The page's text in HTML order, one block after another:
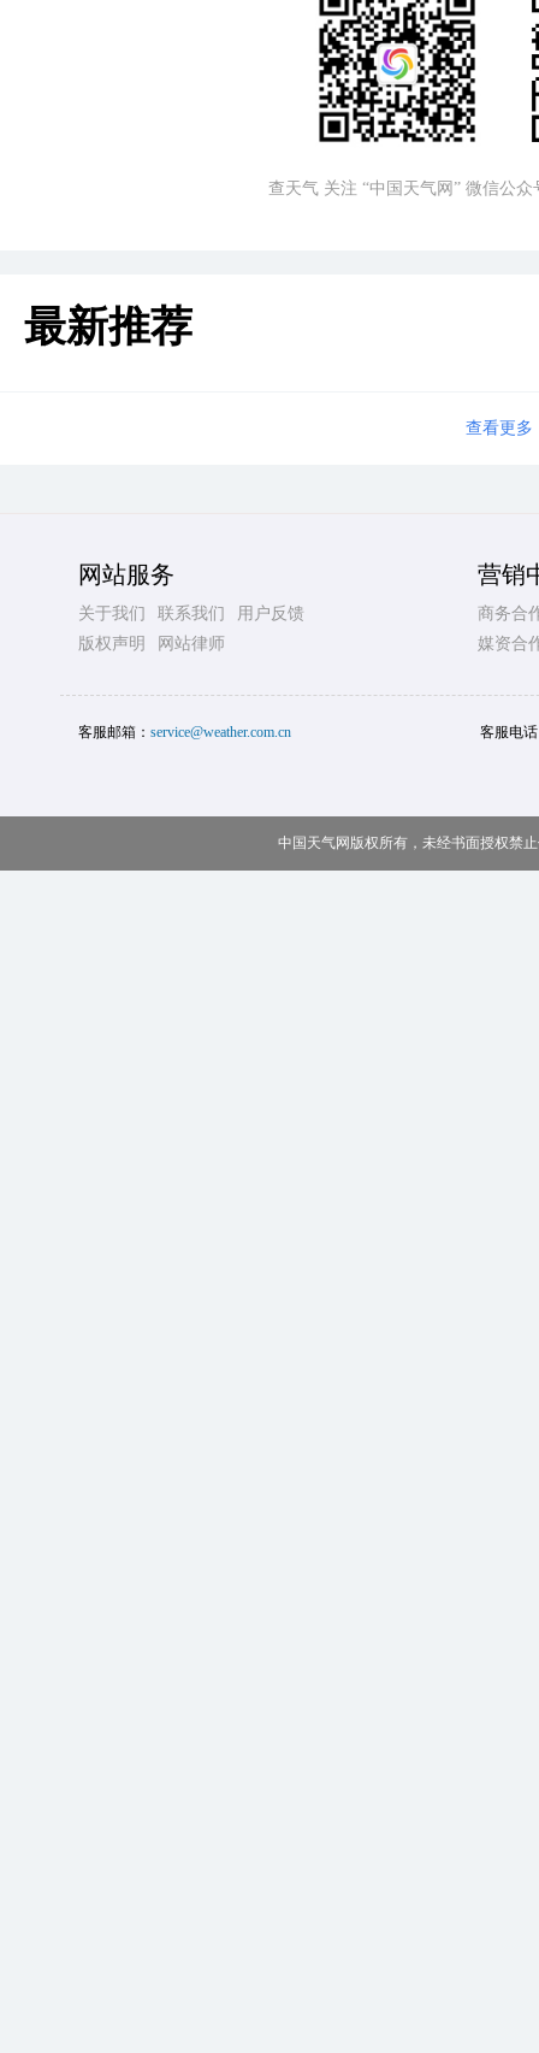
查天气 关注 “中国天气网” 微信公众
最新推荐
查看更多
网站服务
关于我们 联系我们
用户反馈
版权声明
网站律师
营销
商务合
媒资合
客服邮箱： service@weather.com.cn 客服电
中国天气网版权所有，未经书面授权